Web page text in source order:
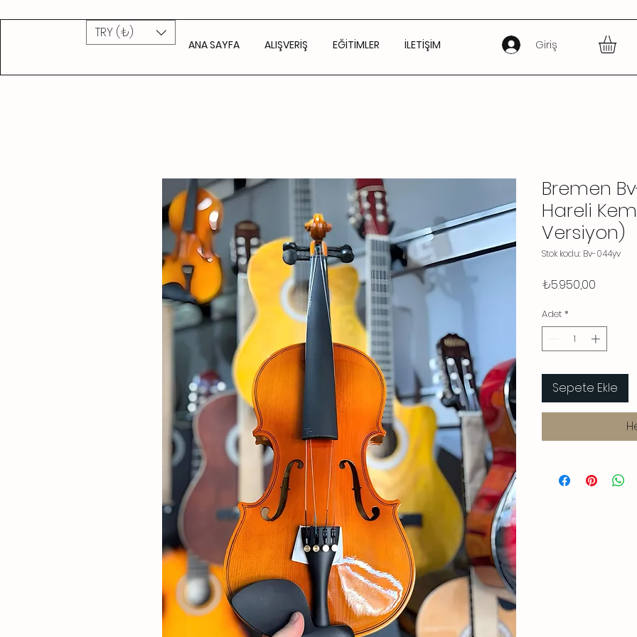
TRY (₺)
ANA SAYFA ALIŞVERİŞ EĞİTİMLER İLETİŞİM Giriş
Bremen
Hareli
Versiyon)
Stok kodu: Bv-044yv
₺5.950,00
Adet *
Sepete Ekle